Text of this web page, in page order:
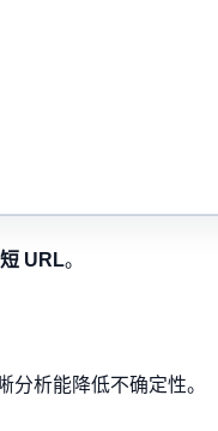
URL。
析能降低不确定性。